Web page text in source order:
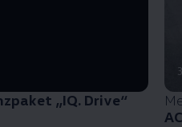
„IQ. Drive“